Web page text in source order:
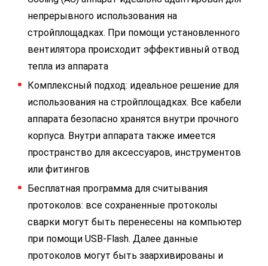
непрерывного использования на
стройплощадках. При помощи установленного
вентилятора происходит эффективный отвод
тепла из аппарата
Комплексный подход: идеальное решение для
использования на стройплощадках. Все кабели
аппарата безопасно хранятся внутри прочного
корпуса. Внутри аппарата также имеется
пространство для аксессуаров, инструментов
или фитингов
Бесплатная программа для считывания
протоколов: все сохраненные протоколы
сварки могут быть перенесены на компьютер
при помощи USB-Flash. Далее данные
протоколов могут быть заархивированы и